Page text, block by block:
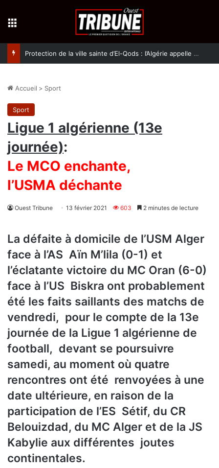
Protection de la ville sainte d’El-Qods : l’Algérie appelle à une action collective
Accueil > Sport
Sport
Ligue 1 algérienne (13e
journée):
Le MCO enchante,
l’USMA déchante
Ouest Tribune 13 février 2021 603 2 minutes de lecture
La défaite à domicile de l’USM Alger
face à l’AS Aïn M’lila (0-1) et
l’éclatante victoire du MC Oran (6-0)
face à l’US Biskra ont probablement
été les faits saillants des matchs de
vendredi, pour le compte de la 13e
journée de la Ligue 1 algérienne de
football, devant se poursuivre
samedi, au moment où quatre
rencontres ont été renvoyées à une
date ultérieure, en raison de la
participation de l’ES Sétif, du CR
Belouizdad, du MC Alger et de la JS
Kabylie aux différentes joutes
continentales.